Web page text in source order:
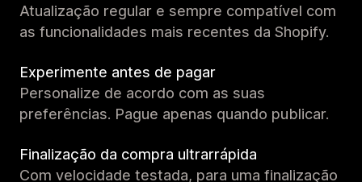
Atualização regular e sempre compatível com
as funcionalidades mais recentes da Shopify.
Experimente antes de pagar
Personalize de acordo com as suas
preferências. Pague apenas quando publicar.
Finalização da compra ultrarrápida
Com velocidade testada, para uma finalização